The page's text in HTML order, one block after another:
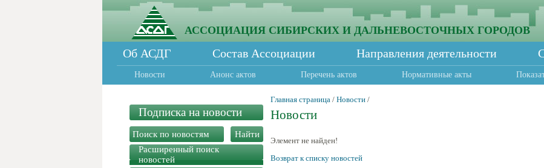
АССОЦИАЦИЯ СИБИРСКИХ И ДАЛЬНЕВОСТОЧНЫХ ГОРОДОВ
Об АСДГ Состав Ассоциации Направления деятельности
Новости Анонс актов Перечень актов Нормативные акты
Подписка на новости
Расширенный поиск
новостей
Главная страница / Новости /
Новости
Элемент не найден!
Возврат к списку новостей